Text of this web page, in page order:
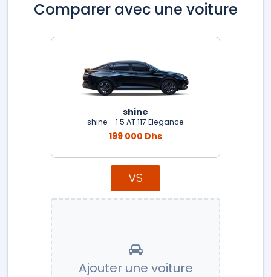
Comparer avec une voiture
shine
shine - 1.5 AT 117 Elegance
199 000 Dhs
VS
Ajouter une voiture